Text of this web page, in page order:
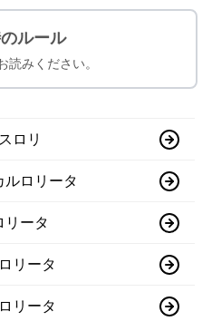
ルール
読みください。
ロリ
ルロリータ
リータ
リータ
リータ